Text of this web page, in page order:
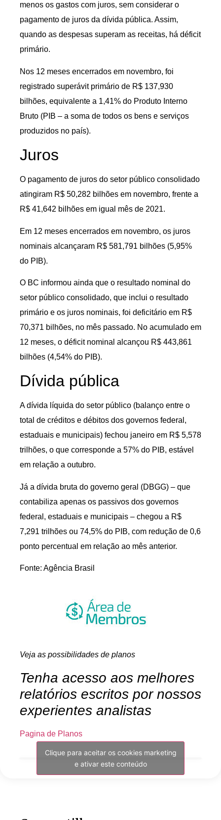
menos os gastos com juros, sem considerar o
pagamento de juros da dívida pública. Assim,
quando as despesas superam as receitas, há déficit
primário.
Nos 12 meses encerrados em novembro, foi
registrado superávit primário de R$ 137,930
bilhões, equivalente a 1,41% do Produto Interno
Bruto (PIB – a soma de todos os bens e serviços
produzidos no país).
Juros
O pagamento de juros do setor público consolidado
atingiram R$ 50,282 bilhões em novembro, frente a
R$ 41,642 bilhões em igual mês de 2021.
Em 12 meses encerrados em novembro, os juros
nominais alcançaram R$ 581,791 bilhões (5,95%
do PIB).
O BC informou ainda que o resultado nominal do
setor público consolidado, que inclui o resultado
primário e os juros nominais, foi deficitário em R$
70,371 bilhões, no mês passado. No acumulado em
12 meses, o déficit nominal alcançou R$ 443,861
bilhões (4,54% do PIB).
Dívida pública
A dívida líquida do setor público (balanço entre o
total de créditos e débitos dos governos federal,
estaduais e municipais) fechou janeiro em R$ 5,578
trilhões, o que corresponde a 57% do PIB, estável
em relação a outubro.
Já a dívida bruta do governo geral (DBGG) – que
contabiliza apenas os passivos dos governos
federal, estaduais e municipais – chegou a R$
7,291 trilhões ou 74,5% do PIB, com redução de 0,6
ponto percentual em relação ao mês anterior.
Fonte: Agência Brasil
Veja as possibilidades de planos
Tenha acesso aos melhores
relatórios escritos por nossos
experientes analistas
Pagina de Planos
Clique para aceitar os cookies marketing
e ativar este conteúdo